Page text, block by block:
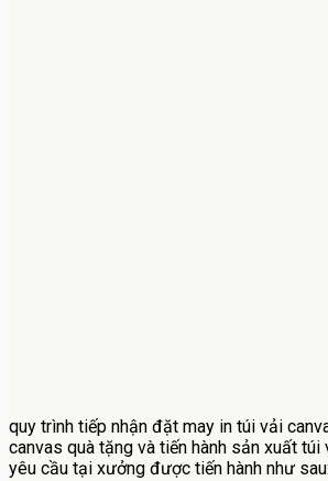
quy trình tiếp nhận đặt may in túi vải
canvas quà tặng và tiến hành sản xuất
yêu cầu tại xưởng được tiến hành như sau: